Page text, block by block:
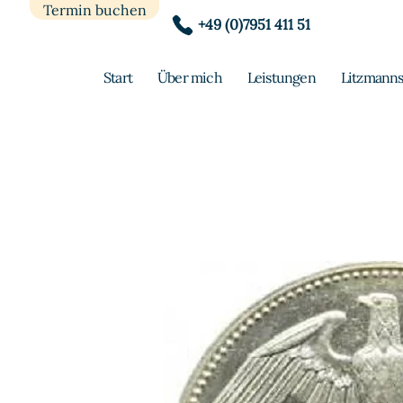
Termin buchen
Start Über mich Leistungen
+49 (0)7951 411 51